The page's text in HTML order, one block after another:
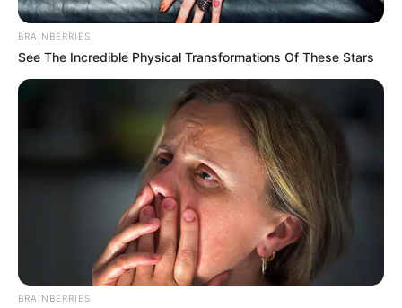
OBRAS EN BOGOTÁ
OBRAS EN LA VÍA
SIBATÉ, CUNDINAMARCA
SOACHA, CUNDINAMARCA
MANTÉNGASE EN ALERTA
Tenemos todas las noticias que le
interesan. Para estar bien informado, por
favor, active las notificaciones de Alerta.
ACTIVAR AHORA
BRAINBERRIES
See The Incredible Physical Transformations Of These Stars
BRAINBERRIES